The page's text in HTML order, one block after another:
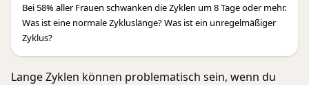
Bei 58% aller Frauen schwanken die Zyklen um 8 Tage oder mehr.
Was ist eine normale Zykluslänge? Was ist ein unregelmäßiger
Zyklus?
Lange Zyklen können problematisch sein, wenn du